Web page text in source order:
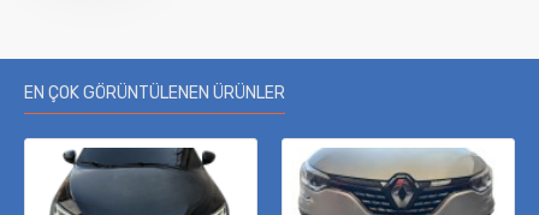
EN ÇOK GÖRÜNTÜLENEN ÜRÜNLER